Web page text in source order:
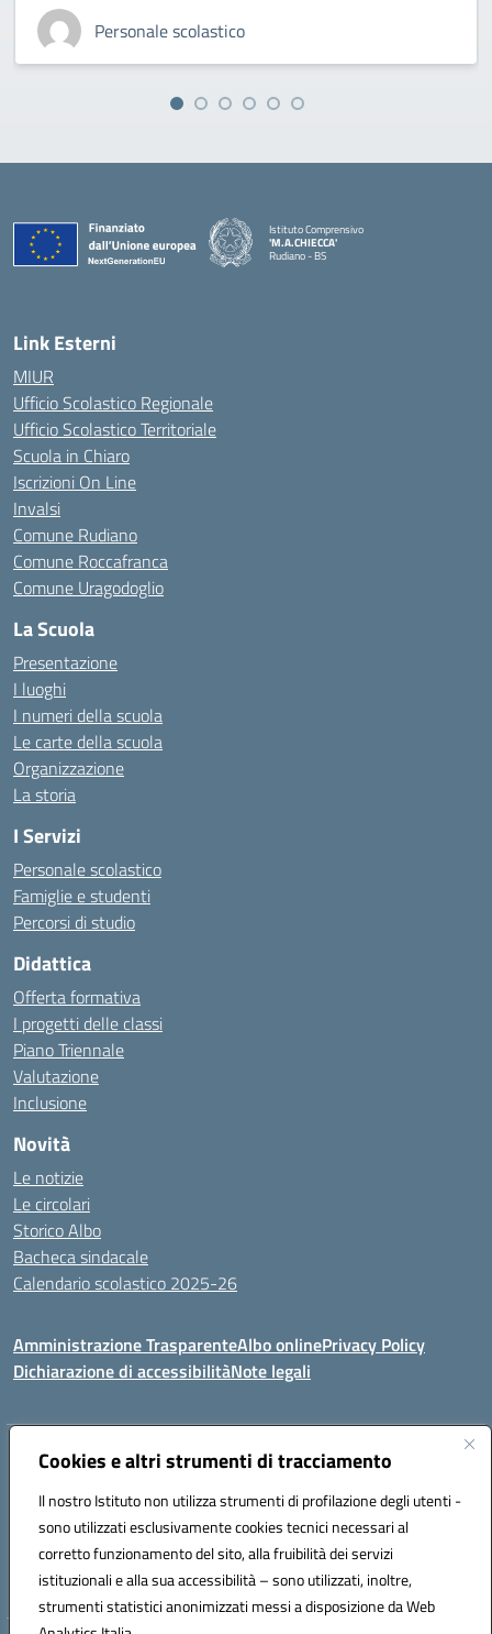
Cookies e altri strumenti di tracciamento
Il nostro Istituto non utilizza strumenti di profilazione degli utenti -
sono utilizzati esclusivamente cookies tecnici necessari al
corretto funzionamento del sito, alla fruibilità dei servizi
istituzionali e alla sua accessibilità – sono utilizzati, inoltre,
strumenti statistici anonimizzati messi a disposizione da Web
Personale scolastico
Istituto Comprensivo
'M.A.CHIECCA'
Rudiano - BS
Link Esterni
MIUR
Ufficio Scolastico Regionale
Ufficio Scolastico Territoriale
Scuola in Chiaro
Iscrizioni On Line
Invalsi
Comune Rudiano
Comune Roccafranca
Comune Uragodoglio
La Scuola
Presentazione
I luoghi
I numeri della scuola
Le carte della scuola
Organizzazione
La storia
I Servizi
Personale scolastico
Famiglie e studenti
Percorsi di studio
Didattica
Offerta formativa
I progetti delle classi
Piano Triennale
Valutazione
Inclusione
Novità
Le notizie
Le circolari
Storico Albo
Bacheca sindacale
Calendario scolastico 2025-26
Amministrazione TrasparenteAlbo onlinePrivacy Policy
Dichiarazione di accessibilitàNote legali
Indirizzo:VIA A. DE GASPERI, 41 RUDIANO 25030 RUDIANO
Posta elettronica certificata (PEC):bsic86100r@pec.istruzione.it
Codice fiscale: 82002390175
Codice meccanografico: BSIC86100R